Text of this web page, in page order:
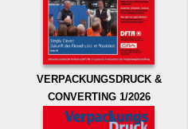
VERPACKUNGSDRUCK &
CONVERTING 1/2026